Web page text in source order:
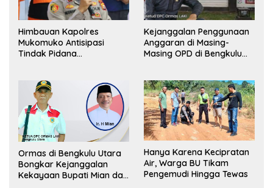
Himbauan Kapolres
Mukomuko Antisipasi
Tindak Pidana
Kejanggalan Penggunaan
Anggaran di Masing-
Masing OPD di Bengkulu
Ormas di Bengkulu Utara
Bongkar Kejanggalan
Kekayaan Bupati Mian dan
Hanya Karena Kecipratan
Air, Warga BU Tikam
Pengemudi Hingga Tewas